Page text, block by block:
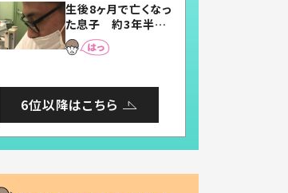
まらない」「幸せにな
れる」
生後8ヶ月で亡くなっ
た息子 約3年半
後、当時の妻の日記
に書いてあった本音
6位以降はこちら